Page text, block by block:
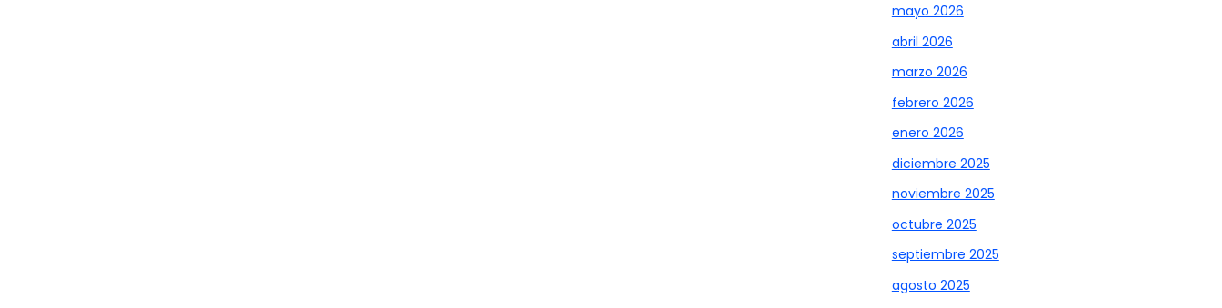
mayo 2026
abril 2026
marzo 2026
febrero 2026
enero 2026
diciembre 2025
noviembre 2025
octubre 2025
septiembre 2025
agosto 2025